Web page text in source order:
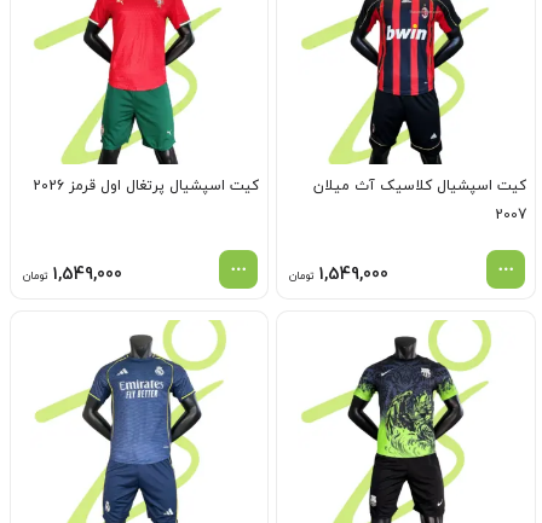
کیت اسپشیال کلاسیک آث میلان
2007
1,549,000 تومان
کیت اسپشیال پرتغال اول قرمز 2026
1,549,000 تومان